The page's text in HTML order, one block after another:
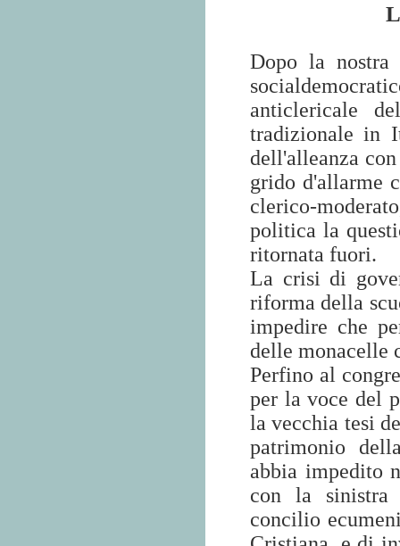
Dopo la
anticlericale
tradizionale in
dell'alleanza
grido d'allarme
clerico-
politica la
ritornata fuori.
La crisi di
riforma della
impedire che
delle monacelle
Perfino al
per la voce del
la vecchia tesi
patrimonio
abbia impedito
con la sinistra
concilio